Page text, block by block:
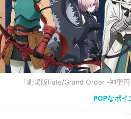
『劇場版Fate/Grand Order -神聖
POPなポイ